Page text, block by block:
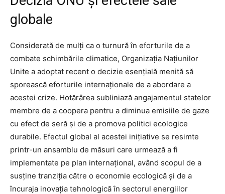
globale
Considerată de mulți ca o turnură în eforturile de a
combate schimbările climatice, Organizația Națiunilor
Unite a adoptat recent o decizie esențială menită să
sporească eforturile internaționale de a abordare a
acestei crize. Hotărârea subliniază angajamentul statelor
membre de a coopera pentru a diminua emisiile de gaze
cu efect de seră și de a promova politici ecologice
durabile. Efectul global al acestei inițiative se resimte
printr-un ansamblu de măsuri care urmează a fi
implementate pe plan internațional, având scopul de a
susține tranziția către o economie ecologică și de a
încuraja inovația tehnologică în sectorul energiilor